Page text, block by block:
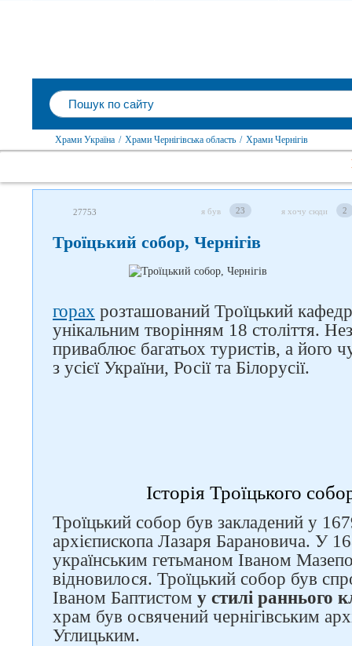
Храми Україна / Храми Чернігівська область / Храми Чернігів
27753 я був 23 я хочу сюди 2
Троїцький собор, Чернігів
горах розташований Троїцький
унікальним творінням 18 століття.
приваблює багатьох туристів, а його
з усієї України, Росії та Білорусії.
Історія Троїцького
Троїцький собор був закладений у
архієпископа Лазаря Барановича. У
українським гетьманом Іваном
відновилося. Троїцький собор був
Іваном Баптистом у стилі раннього
храм був освячений чернігівським
Углицьким.